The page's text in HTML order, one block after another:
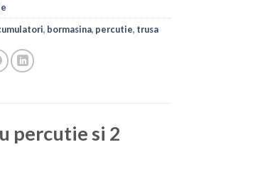
, bormasina, percutie, trusa
percutie si 2